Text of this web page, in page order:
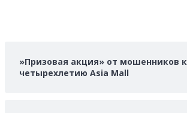
»Призовая акция» от мошенников к
четырехлетию Asia Mall